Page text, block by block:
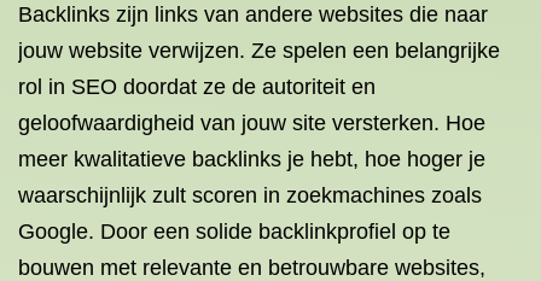
Backlinks zijn links van andere websites die naar
jouw website verwijzen. Ze spelen een belangrijke
rol in SEO doordat ze de autoriteit en
geloofwaardigheid van jouw site versterken. Hoe
meer kwalitatieve backlinks je hebt, hoe hoger je
waarschijnlijk zult scoren in zoekmachines zoals
Google. Door een solide backlinkprofiel op te
bouwen met relevante en betrouwbare websites,